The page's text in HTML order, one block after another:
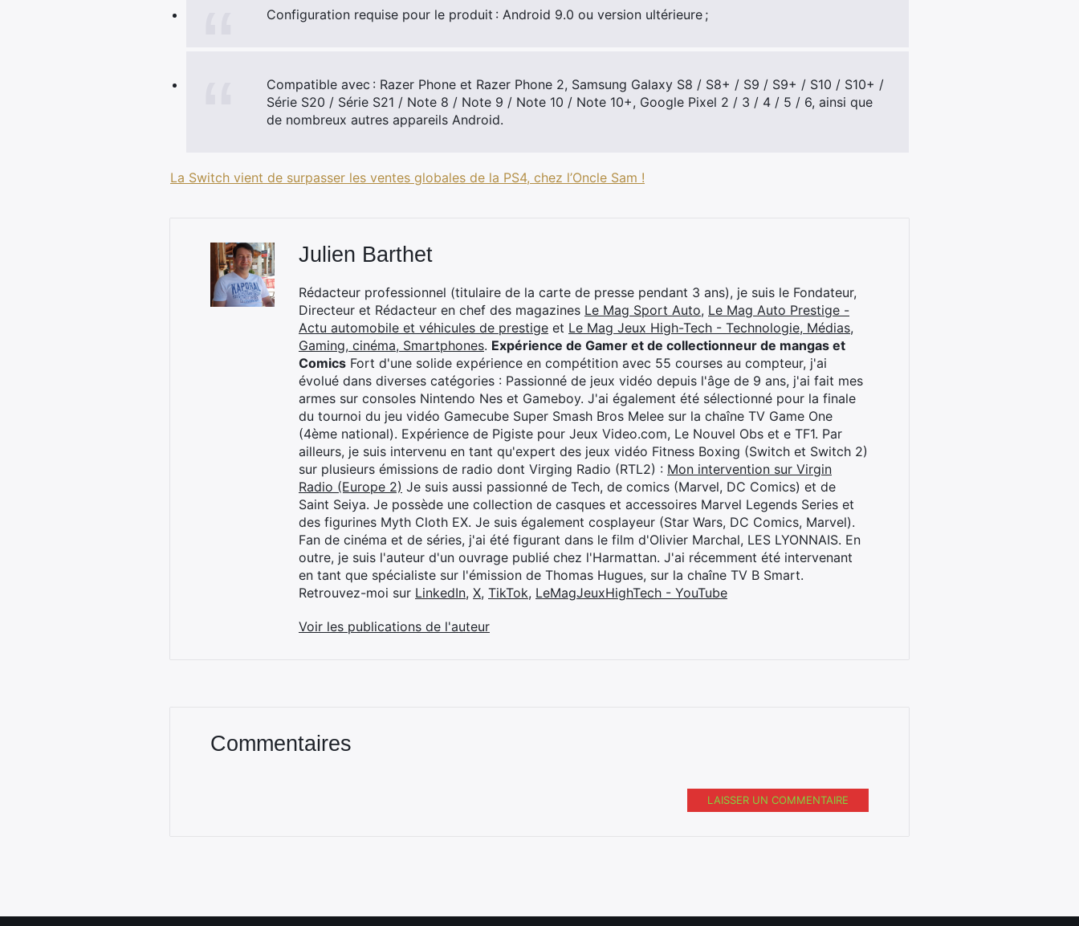
Configuration requise pour le produit : Android 9.0 ou version ultérieure ;
Compatible avec : Razer Phone et Razer Phone 2, Samsung Galaxy S8 / S8+ / S9 / S9+ / S10 / S10+ /
Série S20 / Série S21 / Note 8 / Note 9 / Note 10 / Note 10+, Google Pixel 2 / 3 / 4 / 5 / 6, ainsi que
de nombreux autres appareils Android.
La Switch vient de surpasser les ventes globales de la PS4, chez l’Oncle Sam !
Julien Barthet
Rédacteur professionnel (titulaire de la carte de presse pendant 3 ans), je suis le Fondateur,
Directeur et Rédacteur en chef des magazines Le Mag Sport Auto, Le Mag Auto Prestige -
Actu automobile et véhicules de prestige et Le Mag Jeux High-Tech - Technologie, Médias,
Gaming, cinéma, Smartphones. Expérience de Gamer et de collectionneur de mangas et
Comics Fort d'une solide expérience en compétition avec 55 courses au compteur, j'ai
évolué dans diverses catégories : Passionné de jeux vidéo depuis l'âge de 9 ans, j'ai fait mes
armes sur consoles Nintendo Nes et Gameboy. J'ai également été sélectionné pour la finale
du tournoi du jeu vidéo Gamecube Super Smash Bros Melee sur la chaîne TV Game One
(4ème national). Expérience de Pigiste pour Jeux Video.com, Le Nouvel Obs et e TF1. Par
ailleurs, je suis intervenu en tant qu'expert des jeux vidéo Fitness Boxing (Switch et Switch 2)
sur plusieurs émissions de radio dont Virging Radio (RTL2) : Mon intervention sur Virgin
Radio (Europe 2) Je suis aussi passionné de Tech, de comics (Marvel, DC Comics) et de
Saint Seiya. Je possède une collection de casques et accessoires Marvel Legends Series et
des figurines Myth Cloth EX. Je suis également cosplayeur (Star Wars, DC Comics, Marvel).
Fan de cinéma et de séries, j'ai été figurant dans le film d'Olivier Marchal, LES LYONNAIS. En
outre, je suis l'auteur d'un ouvrage publié chez l'Harmattan. J'ai récemment été intervenant
en tant que spécialiste sur l'émission de Thomas Hugues, sur la chaîne TV B Smart.
Retrouvez-moi sur LinkedIn, X, TikTok, LeMagJeuxHighTech - YouTube
Voir les publications de l'auteur
Commentaires
LAISSER UN COMMENTAIRE